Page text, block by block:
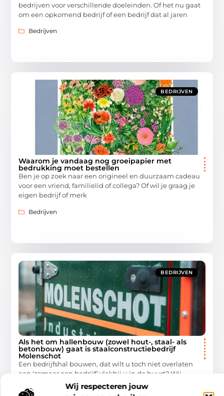
Wij respecteren jouw
bedrijven voor verschillende doeleinden. Of het nu gaat
om een opkomend bedrijf of een bedrijf dat al jaren
Bedrijven
BEDRIJVEN
Waarom je vandaag nog groeipapier met
bedrukking moet bestellen
Ben je op zoek naar een origineel en duurzaam cadeau
voor een vriend, familielid of collega? Of wil je graag je
eigen bedrijf of merk
Bedrijven
BEDRIJVEN
Als het om hallenbouw (zowel hout-, staal- als
betonbouw) gaat is staalconstructiebedrijf
Molenschot
Een bedrijfshal bouwen, dat wilt u toch niet overlaten
aan ‘zomaar een bedrijf’ vlakbij u in de buurt? Wij
adviseren u van harte om zaken